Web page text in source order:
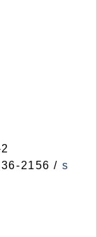
2156 / s